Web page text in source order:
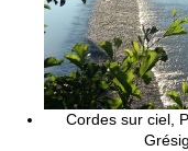
Cordes sur ciel,